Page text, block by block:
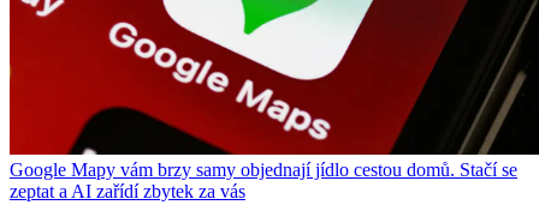
Google Mapy vám brzy samy objednají jídlo cestou domů. Stačí se
zeptat a AI zařídí zbytek za vás